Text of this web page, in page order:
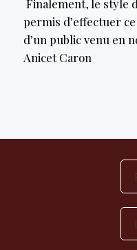
Finalement, le style
permis d’effectuer
d’un public venu en
Anicet Caron